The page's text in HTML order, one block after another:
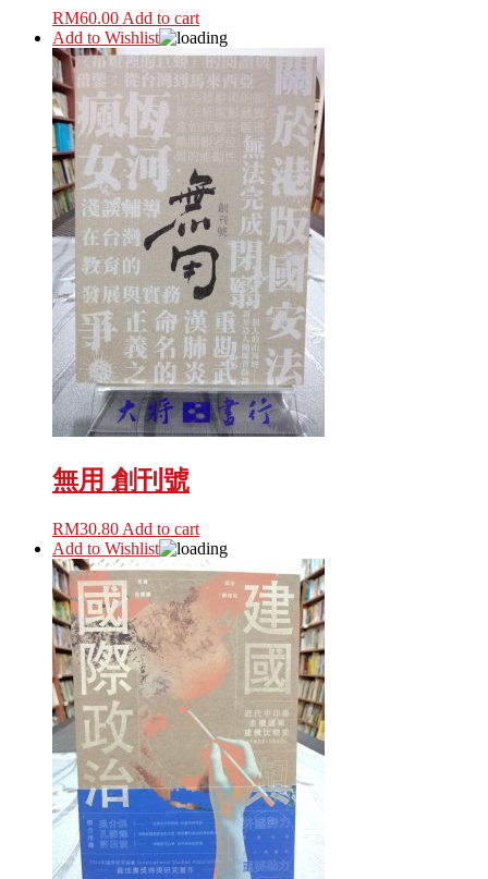
RM60.00 Add to cart
Add to Wishlist
無用 創刊號
RM30.80 Add to cart
Add to Wishlist